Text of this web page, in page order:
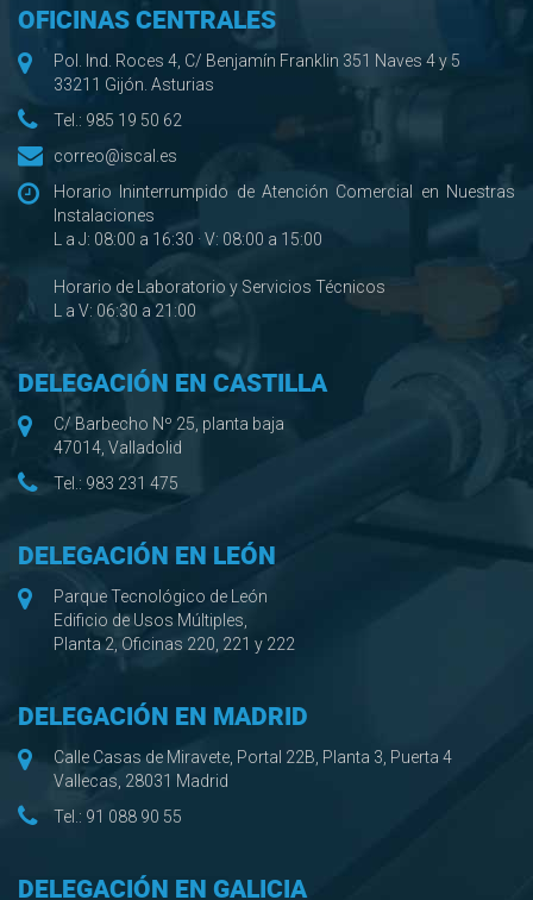
OFICINAS CENTRALES
Pol. Ind. Roces 4, C/ Benjamín Franklin 351 Naves 4 y 5
33211 Gijón. Asturias
Tel.: 985 19 50 62
correo@iscal.es
Horario Ininterrumpido de Atención Comercial en Nuestras
Instalaciones
L a J: 08:00 a 16:30 · V: 08:00 a 15:00
Horario de Laboratorio y Servicios Técnicos
L a V: 06:30 a 21:00
DELEGACIÓN EN CASTILLA
C/ Barbecho Nº 25, planta baja
47014, Valladolid
Tel.: 983 231 475
DELEGACIÓN EN LEÓN
Parque Tecnológico de León
Edificio de Usos Múltiples,
Planta 2, Oficinas 220, 221 y 222
DELEGACIÓN EN MADRID
Calle Casas de Miravete, Portal 22B, Planta 3, Puerta 4
Vallecas, 28031 Madrid
Tel.: 91 088 90 55
DELEGACIÓN EN GALICIA